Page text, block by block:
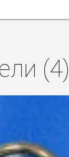
(4)